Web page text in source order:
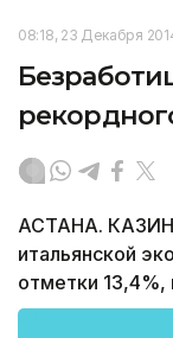
08:18, 23 Декабря
АСТАНА.
итальянской
отметки